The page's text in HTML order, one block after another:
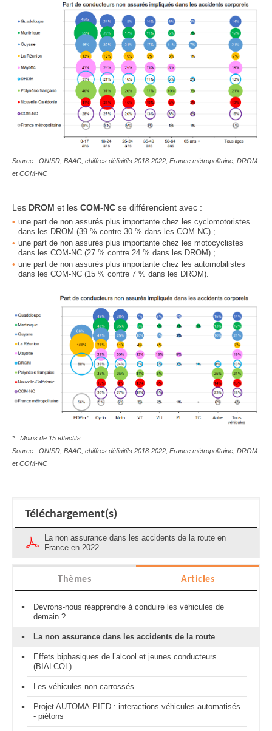
Source : ONISR, BAAC, chiffres définitifs 2018-2022, France métropolitaine, DROM
et COM-NC
Les DROM et les COM-NC se différencient avec :
une part de non assurés plus importante chez les cyclomotoristes
dans les DROM (39 % contre 30 % dans les COM-NC) ;
une part de non assurés plus importante chez les motocyclistes
dans les COM-NC (27 % contre 24 % dans les DROM) ;
une part de non assurés plus importante chez les automobilistes
dans les COM-NC (15 % contre 7 % dans les DROM).
* : Moins de 15 effectifs
Source : ONISR, BAAC, chiffres définitifs 2018-2022, France métropolitaine, DROM
et COM-NC
Téléchargement(s)
La non assurance dans les accidents de la route en
France en 2022
Thèmes Articles
Devrons-nous réapprendre à conduire les véhicules de
demain ?
La non assurance dans les accidents de la route
Effets biphasiques de l’alcool et jeunes conducteurs
(BIALCOL)
Les véhicules non carrossés
Projet AUTOMA-PIED : interactions véhicules automatisés
- piétons